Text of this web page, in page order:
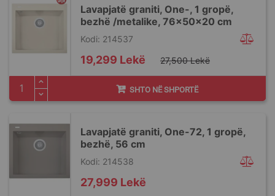
Lavapjatë graniti, One-, 1 gropë,
bezhë /metalike, 76x50x20 cm
Kodi: 214537
Special
Price
19,299 Lekë 27,500 Lekë
SHTO NË SHPORTË
Lavapjatë graniti, One-72, 1 gropë,
bezhë, 56 cm
Kodi: 214538
27,999 Lekë